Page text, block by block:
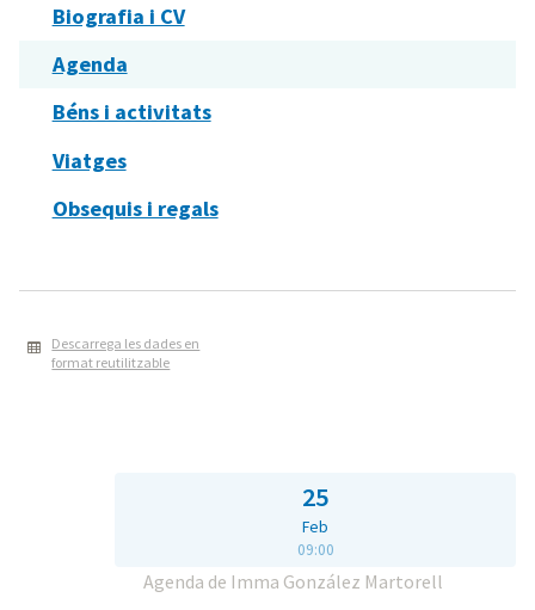
Biografia i CV
Agenda
Béns i activitats
Viatges
Obsequis i regals
Descarrega les dades en
format reutilitzable
25
Feb
09:00
Agenda de Imma González Martorell